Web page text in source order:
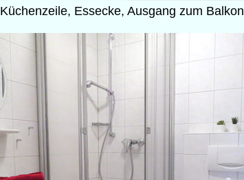
Küchenzeile, Essecke, Ausgang zum Balkon